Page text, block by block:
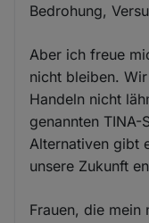
Bedrohung,
Aber ich freue
nicht bleiben.
Handeln nicht
genannten TINA-
Alternativen gibt
unsere Zukunft
Frauen, die mein